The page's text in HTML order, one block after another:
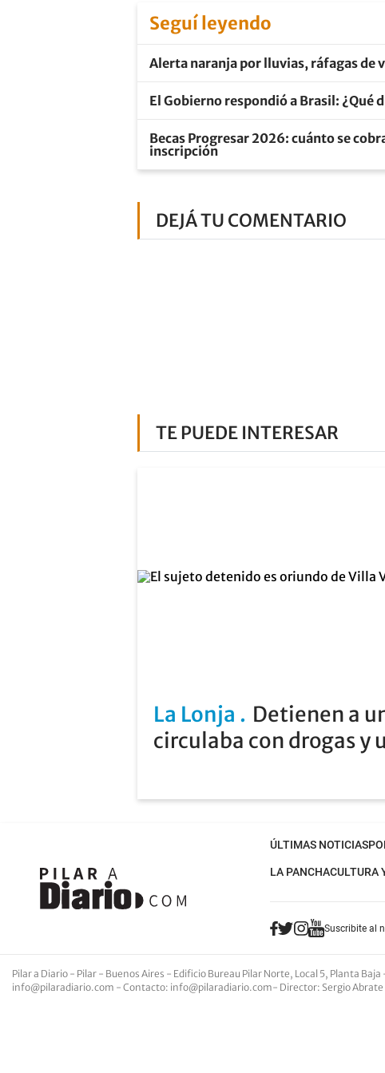
Seguí leyendo
Alerta naranja por lluvias, ráfagas de
El Gobierno respondió a Brasil: ¿Qué
Becas Progresar 2026: cuánto se
inscripción
DEJÁ TU COMENTARIO
TE PUEDE INTERESAR
La Lonja
Detienen a
circulaba con drogas y
ÚLTIMAS NOTICIAS
LA PANCHACULTURA
Suscribite al
Pilar a Diario - Pilar - Buenos Aires - Edificio Bureau Pilar Norte, Local 5, Planta
info@pilaradiario.com - Contacto: info@pilaradiario.com- Director: Sergio